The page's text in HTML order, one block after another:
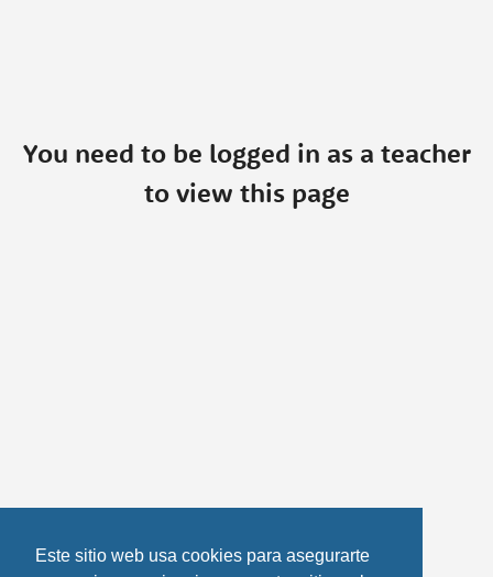
You need to be logged in as a teacher
to view this page
Este sitio web usa cookies para asegurarte